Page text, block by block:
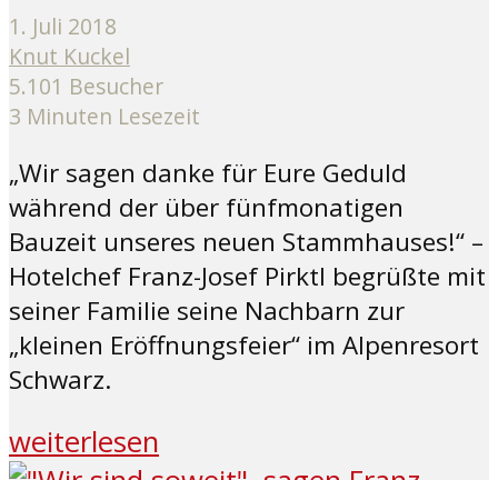
1. Juli 2018
Knut Kuckel
5.101 Besucher
3 Minuten Lesezeit
„Wir sagen danke für Eure Geduld
während der über fünfmonatigen
Bauzeit unseres neuen Stammhauses!“ –
Hotelchef Franz-Josef Pirktl begrüßte mit
seiner Familie seine Nachbarn zur
„kleinen Eröffnungsfeier“ im Alpenresort
Schwarz.
weiterlesen